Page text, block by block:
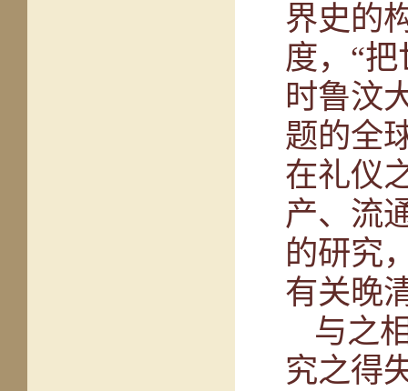
界史的
度，“
时鲁汶
题的全
在礼仪
产、流
的研究
有关晚
与之
究之得